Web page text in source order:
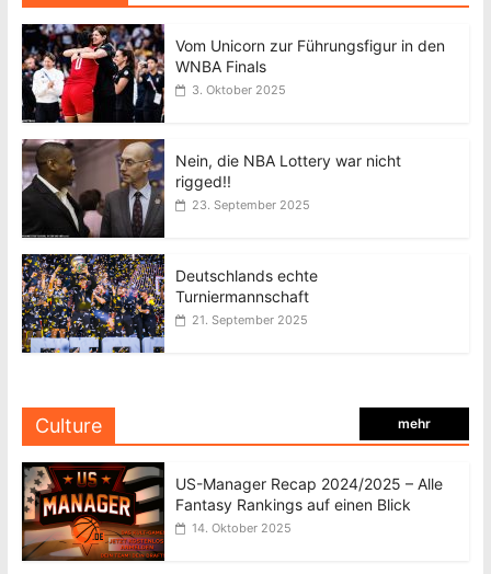
Vom Unicorn zur Führungsfigur in den
WNBA Finals
3. Oktober 2025
Nein, die NBA Lottery war nicht
rigged!!
23. September 2025
Deutschlands echte
Turniermannschaft
21. September 2025
Culture mehr
US-Manager Recap 2024/2025 – Alle
Fantasy Rankings auf einen Blick
14. Oktober 2025